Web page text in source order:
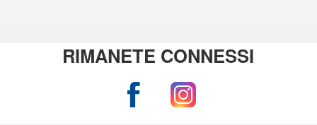
RIMANETE CONNESSI